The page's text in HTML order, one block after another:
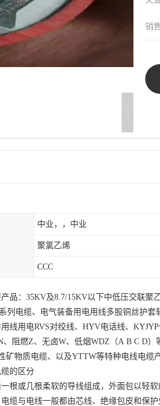
销
中业，，中业
聚氯乙烯
CCC
品：35KV及8.7/15KV以下中低压交联聚
列电缆、电气装备用电用线多股铜丝护
线用电RVS对绞线、HYV电话线、
、阻燃Z、无卤W、低烟WDZ（A B C D）
矿物质电缆、以及YTTW等特种电线电缆产
的区分
根或几根柔软的导线组成，外面包以轻
缆与电线一般都由芯线、绝缘包皮和保